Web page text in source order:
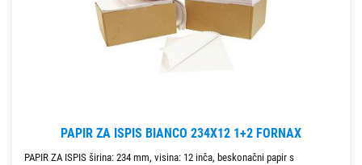
PAPIR ZA ISPIS BIANCO 234X12 1+2 FORNAX
PAPIR ZA ISPIS širina: 234 mm, visina: 12 inča, beskonačni papir s